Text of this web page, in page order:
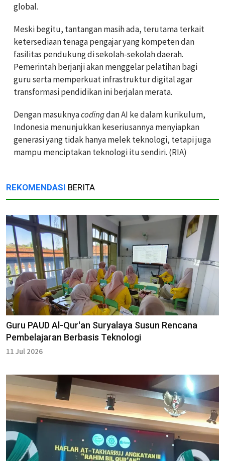
global.
Meski begitu, tantangan masih ada, terutama terkait
ketersediaan tenaga pengajar yang kompeten dan
fasilitas pendukung di sekolah-sekolah daerah.
Pemerintah berjanji akan menggelar pelatihan bagi
guru serta memperkuat infrastruktur digital agar
transformasi pendidikan ini berjalan merata.
Dengan masuknyacodingdan AI ke dalam kurikulum,
Indonesia menunjukkan keseriusannya menyiapkan
generasi yang tidak hanya melek teknologi, tetapi juga
mampu menciptakan teknologi itu sendiri. (RIA)
REKOMENDASI BERITA
Guru PAUD Al-Qur'an Suryalaya Susun Rencana
Pembelajaran Berbasis Teknologi
11 Jul 2026